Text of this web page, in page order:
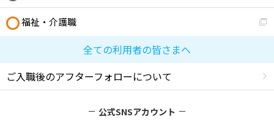
福祉・介護職
全ての利用者の皆さまへ
ご入職後のアフターフォローについて
公式SNSアカウント